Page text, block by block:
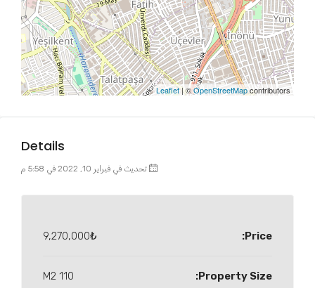
Leaflet| ©OpenStreetMapcontributors
Details
تحديث في فبراير 10, 2022 في 5:58 م
Price:
9,270,000₺
Property Size:
110 M2